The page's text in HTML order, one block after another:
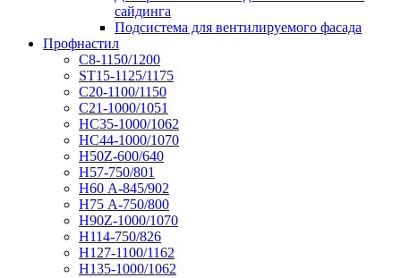
сайдинга
Подсистема для вентилируемого фасада
Профнастил
С8-1150/1200
ST15-1125/1175
С20-1100/1150
С21-1000/1051
НС35-1000/1062
НС44-1000/1070
Н50Z-600/640
Н57-750/801
Н60 А-845/902
Н75 А-750/800
Н90Z-1000/1070
Н114-750/826
Н127-1100/1162
Н135-1000/1062